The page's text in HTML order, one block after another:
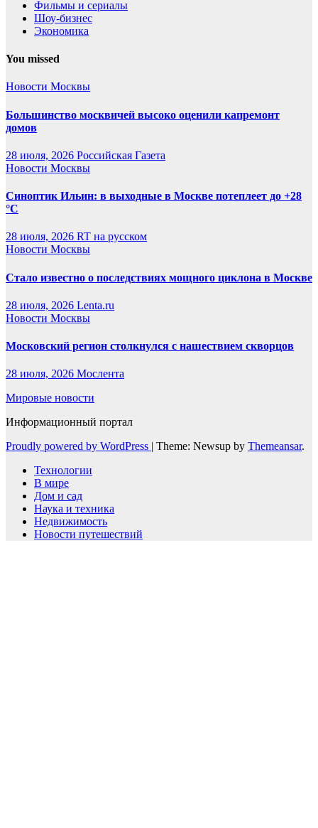
Фильмы и сериалы
Шоу-бизнес
Экономика
You missed
Новости Москвы
Большинство москвичей высоко оценили капремонт
домов
28 июля, 2026 Российская Газета
Новости Москвы
Синоптик Ильин: в выходные в Москве потеплеет до +28
°C
28 июля, 2026 RT на русском
Новости Москвы
Стало известно о последствиях мощного циклона в Москве
28 июля, 2026 Lenta.ru
Новости Москвы
Московский регион столкнулся с нашествием скворцов
28 июля, 2026 Мослента
Мировые новости
Информационный портал
Proudly powered by WordPress
Theme: Newsup by Themeansar.
Технологии
В мире
Дом и сад
Наука и техника
Недвижимость
Новости путешествий